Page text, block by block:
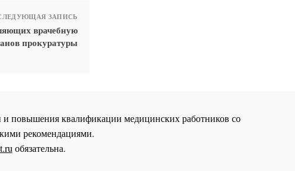
ЗАПИСЬ
врачебную
прокуратуры
и повышения квалификации медицинских работников со
рекомендациями.
обязательна.